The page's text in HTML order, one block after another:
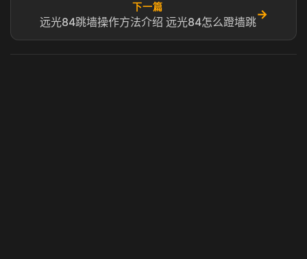
下一篇
远光84跳墙操作方法介绍 远光84怎么蹬墙跳
→